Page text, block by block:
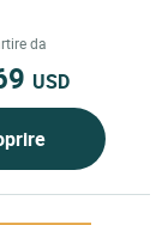
da
USD